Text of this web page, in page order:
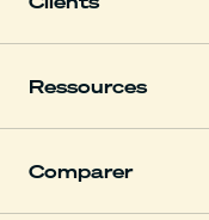
Ressources
Comparer